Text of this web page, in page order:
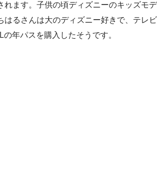
れます。子供の頃ディズニーのキッズモデ
はるさんは大のディズニー好きで、テレビ
年パスを購入したそうです。